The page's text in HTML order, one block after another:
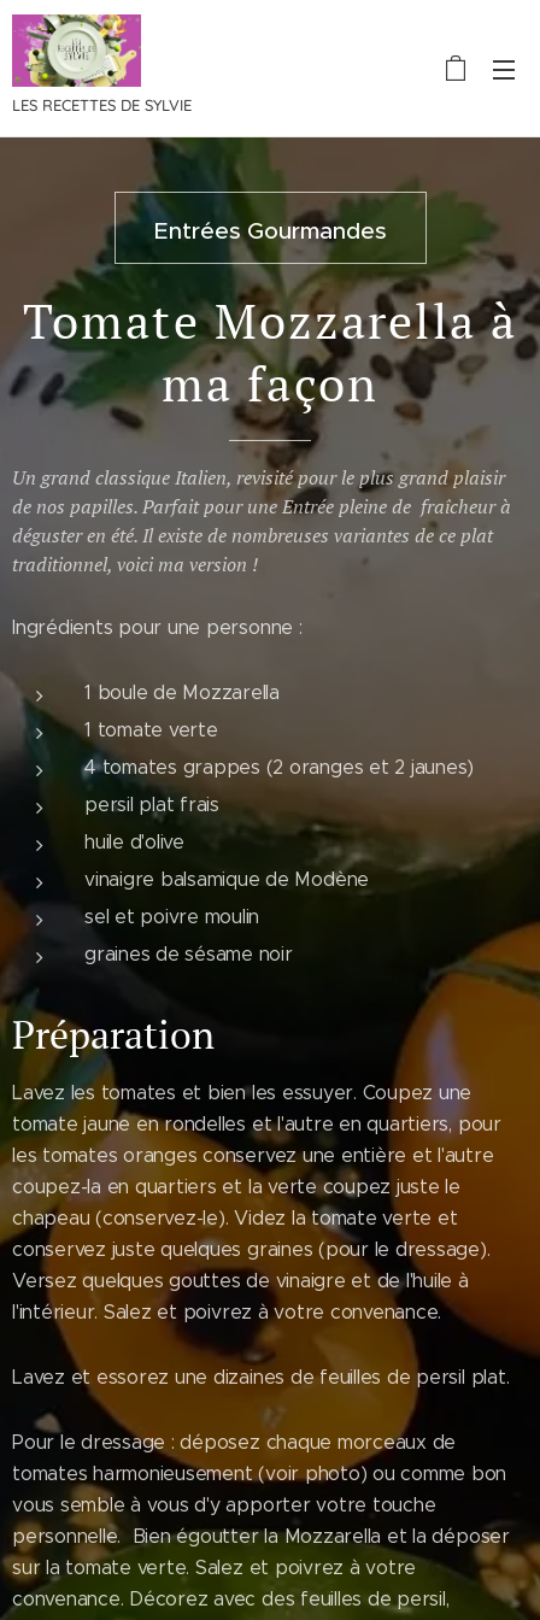
LES RECETTES DE SYLVIE
Entrées Gourmandes
Tomate Mozzarella à
ma façon
Un grand classique Italien, revisité pour le plus grand plaisir
de nos papilles. Parfait pour une Entrée pleine de fraîcheur à
déguster en été. Il existe de nombreuses variantes de ce plat
traditionnel, voici ma version !
Ingrédients pour une personne :
1 boule de Mozzarella
1 tomate verte
4 tomates grappes (2 oranges et 2 jaunes)
persil plat frais
huile d'olive
vinaigre balsamique de Modène
sel et poivre moulin
graines de sésame noir
Préparation
Lavez les tomates et bien les essuyer. Coupez une
tomate jaune en rondelles et l'autre en quartiers, pour
les tomates oranges conservez une entière et l'autre
coupez-la en quartiers et la verte coupez juste le
chapeau (conservez-le). Videz la tomate verte et
conservez juste quelques graines (pour le dressage).
Versez quelques gouttes de vinaigre et de l'huile à
l'intérieur. Salez et poivrez à votre convenance.
Lavez et essorez une dizaines de feuilles de persil plat.
Pour le dressage : déposez chaque morceaux de
tomates harmonieusement (voir photo) ou comme bon
vous semble à vous d'y apporter votre touche
personnelle. Bien égoutter la Mozzarella et la déposer
sur la tomate verte. Salez et poivrez à votre
convenance. Décorez avec des feuilles de persil,